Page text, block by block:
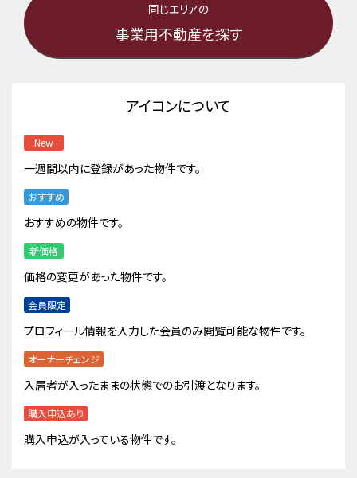
同じエリアの
事業用不動産を探す
アイコンについて
New
一週間以内に登録があった物件です。
おすすめ
おすすめの物件です。
新価格
価格の変更があった物件です。
会員限定
プロフィール情報を入力した会員のみ閲覧可能な物件です。
オーナーチェンジ
入居者が入ったままの状態でのお引渡となります。
購入申込あり
購入申込が入っている物件です。